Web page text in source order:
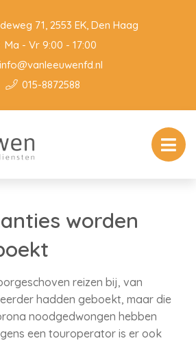
71, 2553 EK, Den Haag
Ma - Vr 9:00 - 17:00
info@vanleeuwenfd.nl
015-8872588
worden
reizen bij, van
hadden geboekt, maar die
noodgedwongen hebben
een touroperator is er ook